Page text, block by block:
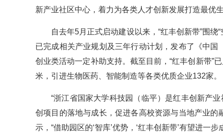
新产业社区中心，着力为各类人才创新发展打造最优生
自去年5月正式启动建设以来，“红丰创新带”围
已完成相关产业规划及三年行动计划，发布了《中
创业类活动一定补助支持。截至目前，“红丰创新带”
米，引进生物医药、智能制造等各类优质企业132家。
“浙江省国家大学科技园（临平）是红丰创新产
创项目的落地与成长，促进各高校资源与当地产业
示，“借助园区的‘智库’优势，‘红丰创新带’有望进一